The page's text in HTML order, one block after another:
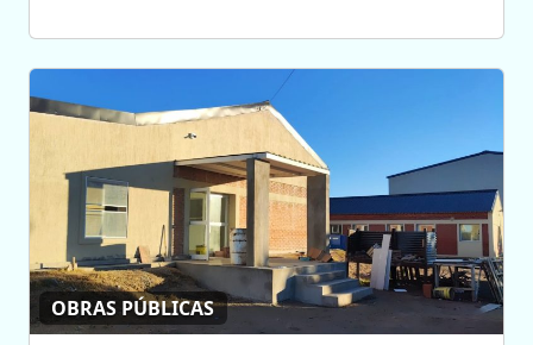
OBRAS PÚBLICAS